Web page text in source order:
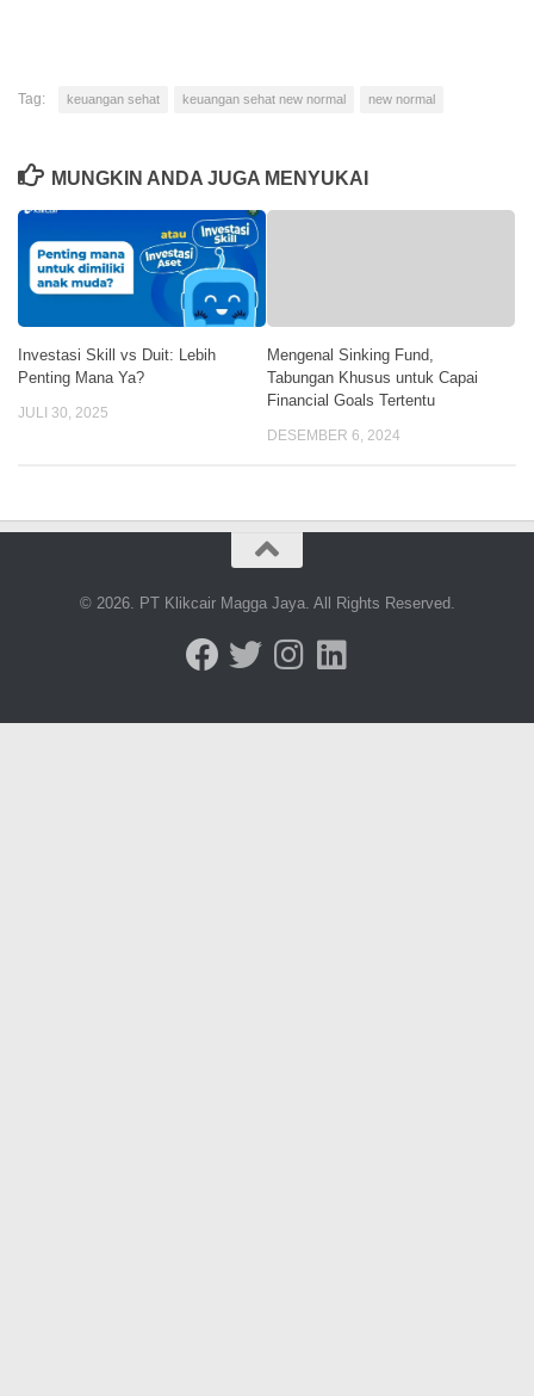
Tag: keuangan sehat keuangan sehat new normal new normal
MUNGKIN ANDA JUGA MENYUKAI
Investasi Skill vs Duit: Lebih
Penting Mana Ya?
JULI 30, 2025
Mengenal Sinking Fund,
Tabungan Khusus untuk Capai
Financial Goals Tertentu
DESEMBER 6, 2024
© 2026. PT Klikcair Magga Jaya. All Rights Reserved.